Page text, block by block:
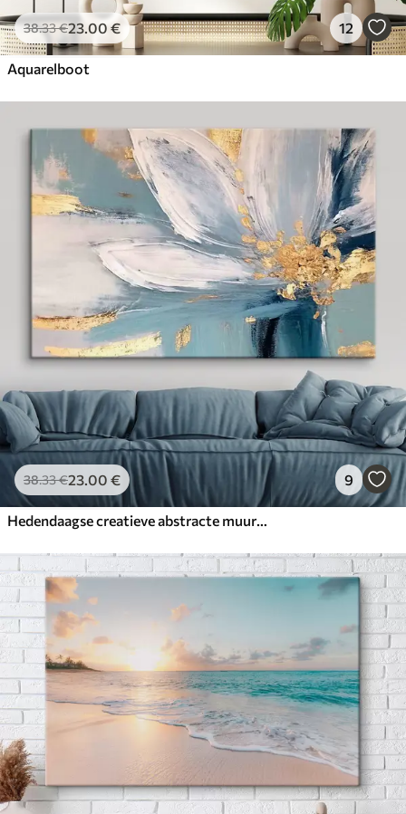
38.33€23.00 € 12
Aquarelboot
38.33€23.00 € 9
Hedendaagse creatieve abstracte muurkunst